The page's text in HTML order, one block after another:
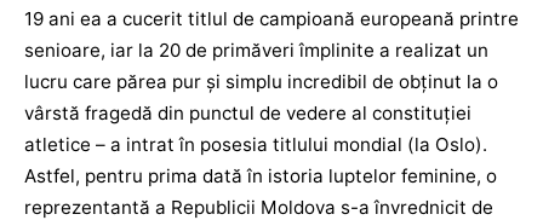
19 ani ea a cucerit titlul de campioană europeană printre
senioare, iar la 20 de primăveri împlinite a realizat un
lucru care părea pur și simplu incredibil de obținut la o
vârstă fragedă din punctul de vedere al constituției
atletice – a intrat în posesia titlului mondial (la Oslo).
Astfel, pentru prima dată în istoria luptelor feminine, o
reprezentantă a Republicii Moldova s-a învrednicit de